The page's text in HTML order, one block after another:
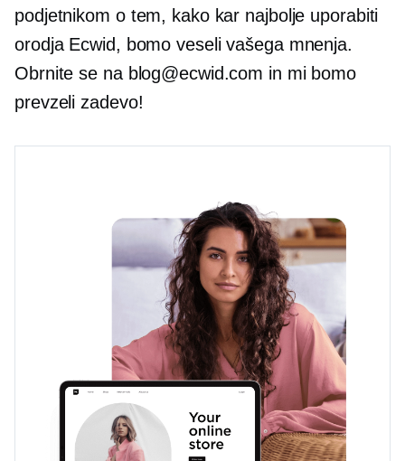
podjetnikom o tem, kako kar najbolje uporabiti
orodja Ecwid, bomo veseli vašega mnenja.
Obrnite se na blog@ecwid.com in mi bomo
prevzeli zadevo!